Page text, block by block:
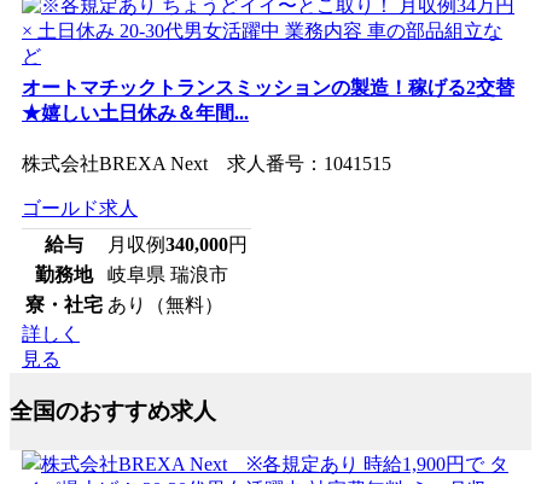
オートマチックトランスミッションの製造！稼げる2交替
★嬉しい土日休み＆年間...
株式会社BREXA Next 求人番号：1041515
ゴールド求人
給与
月収例340,000円
勤務地
岐阜県 瑞浪市
寮・社宅 あり（無料）
詳しく
見る
全国のおすすめ求人